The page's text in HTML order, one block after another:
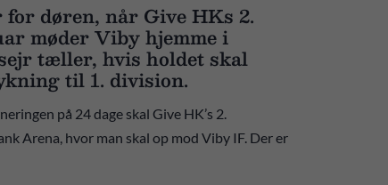
døren, når Give HKs 2.
møder Viby hjemme i
tæller, hvis holdet skal
til 1. division.
på 24 dage skal Give HK’s 2.
Arena, hvor man skal op mod Viby IF. Der er